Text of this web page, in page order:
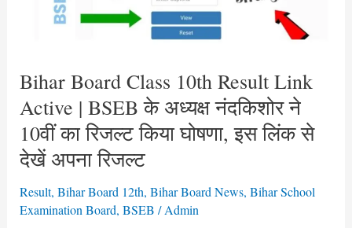
Bihar Board Class 10th Result Link
Active | BSEB के अध्यक्ष नंदकिशोर ने
10वीं का रिजल्ट किया घोषणा, इस लिंक से
देखें अपना रिजल्ट
Result, Bihar Board 12th, Bihar Board News, Bihar School
Examination Board, BSEB /Admin
के
नंदकिशोर
ने
10वीं
रिजल्ट